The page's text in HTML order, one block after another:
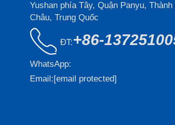
Yushan phía Tây, Quận Panyu, Thành
Châu, Trung Quốc
ĐT:+86-
WhatsApp:
Email:[email protected]